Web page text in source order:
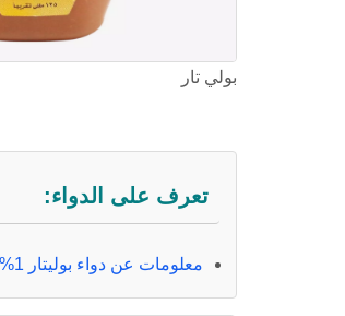
بولي تار
تعرف على الدواء:
معلومات عن دواء بوليتار 1%